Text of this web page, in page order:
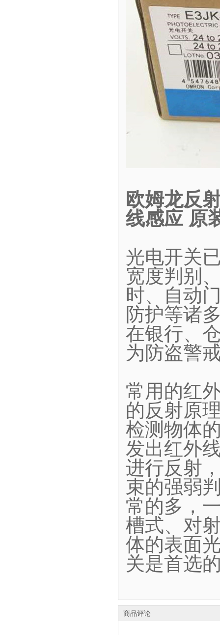
欧姆龙反
线感应 原
光电开关
宽度判别
时、自动
防护等诸
在银行、
为防盗警
常用的红
的反射原
检测物体
发出红外
进行反射
束的强弱
常的多，
槽式、对
体的表面
关是首选
商品评论